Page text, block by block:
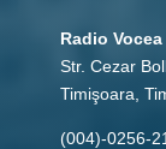
Radio
Str. Cezar
Timişoara,
(004)-0256-